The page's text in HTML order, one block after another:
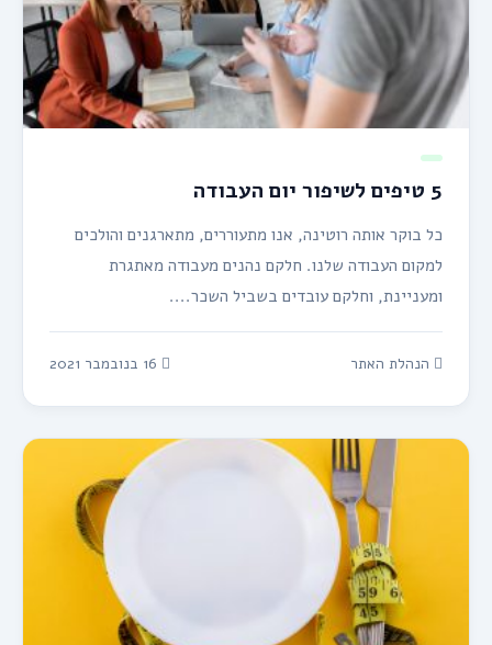
5 טיפים לשיפור יום העבודה
כל בוקר אותה רוטינה, אנו מתעוררים, מתארגנים והולכים
למקום העבודה שלנו. חלקם נהנים מעבודה מאתגרת
ומעניינת, וחלקם עובדים בשביל השכר....
הנהלת האתר